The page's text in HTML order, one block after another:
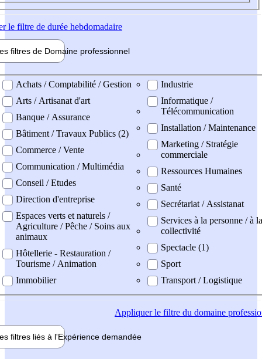
le filtre de durée hebdomadaire
filtres de Domaine professionnel
professionel
Achats / Comptabilité / Gestion
Arts / Artisanat d'art
Banque / Assurance
Bâtiment / Travaux Publics (2)
Commerce / Vente
Communication / Multimédia
Conseil / Etudes
Direction d'entreprise
Espaces verts et naturels /
Agriculture / Pêche / Soins aux
animaux
Hôtellerie - Restauration /
Tourisme / Animation
Immobilier
Industrie
Informatique /
Télécommunication
Installation / Maintenance
Marketing / Stratégie
commerciale
Ressources Humaines
Santé
Secrétariat / Assistanat
Services à la personne / à la
collectivité
Spectacle (1)
Sport
Transport / Logistique
Appliquerle filtre du domaine
filtres liés à l'Expérience demandée